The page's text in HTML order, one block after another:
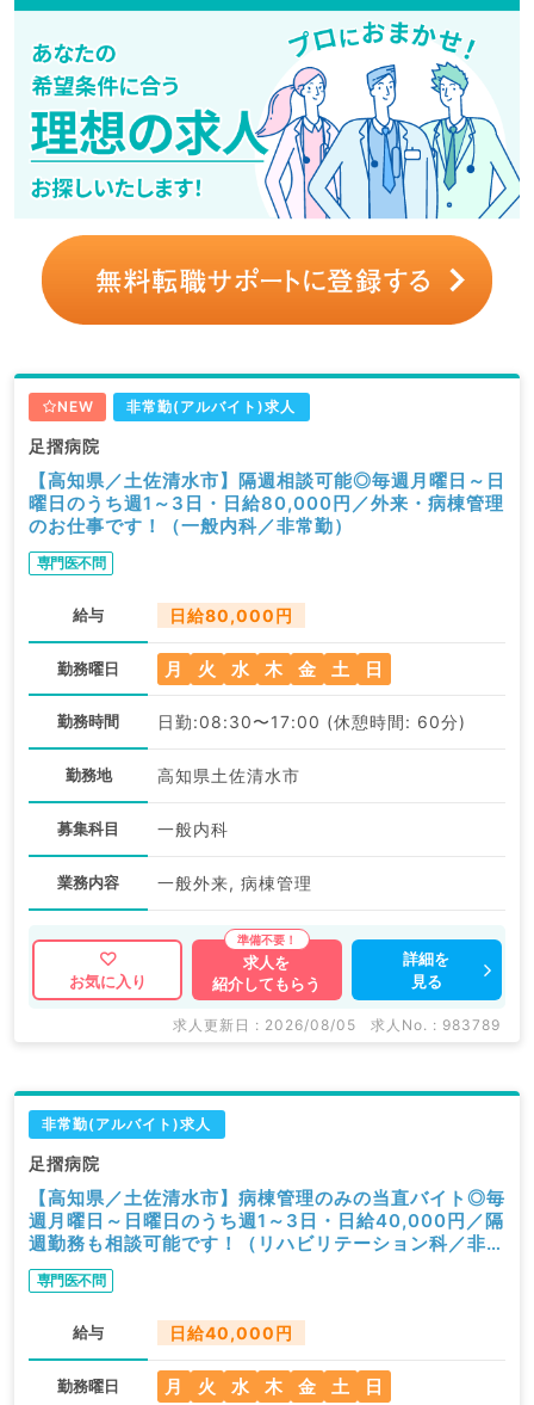
NEW 非常勤(アルバイト)求人
足摺病院
【高知県／土佐清水市】隔週相談可能◎毎週月曜日～日
曜日のうち週1～3日・日給80,000円／外来・病棟管理
のお仕事です！（一般内科／非常勤）
専門医不問
給与 日給80,000円
勤務曜日 月 火 水 木 金 土 日
勤務時間 日勤:08:30〜17:00 (休憩時間: 60分)
勤務地 高知県土佐清水市
募集科目 一般内科
業務内容 一般外来, 病棟管理
お気に入り
求人を
紹介してもらう
詳細を
見る
求人更新日 : 2026/08/05 求人No. : 983789
非常勤(アルバイト)求人
足摺病院
【高知県／土佐清水市】病棟管理のみの当直バイト◎毎
週月曜日～日曜日のうち週1～3日・日給40,000円／隔
週勤務も相談可能です！（リハビリテーション科／非常
勤）
専門医不問
給与 日給40,000円
勤務曜日 月 火 水 木 金 土 日